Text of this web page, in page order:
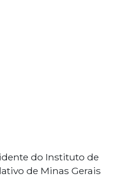
do Instituto de
de Minas Gerais